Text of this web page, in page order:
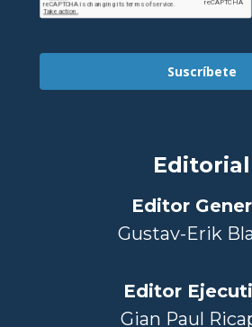
Suscríbete
Editorial
Editor
Gustav-Erik
Editor
Gian Paul